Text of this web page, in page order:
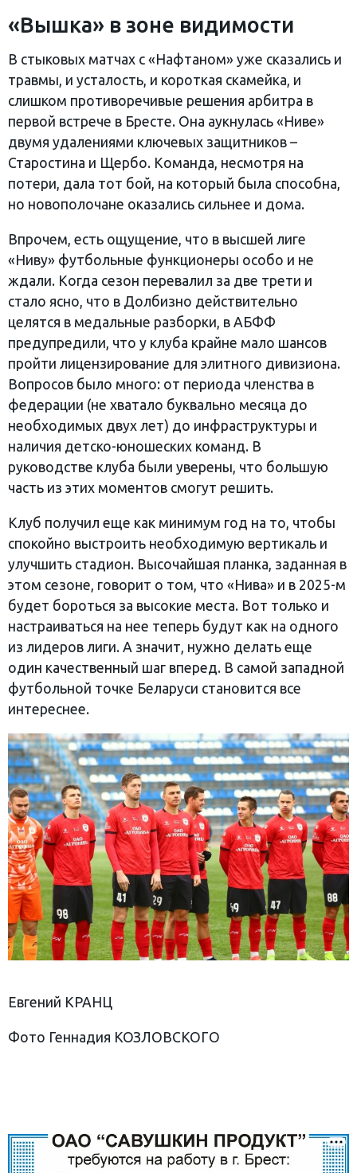
«Вышка» в зоне видимости
В стыковых матчах с «Нафтаном» уже сказались и
травмы, и усталость, и короткая скамейка, и
слишком противоречивые решения арбитра в
первой встрече в Бресте. Она аукнулась «Ниве»
двумя удалениями ключевых защитников –
Старостина и Щербо. Команда, несмотря на
потери, дала тот бой, на который была способна,
но новополочане оказались сильнее и дома.
Впрочем, есть ощущение, что в высшей лиге
«Ниву» футбольные функционеры особо и не
ждали. Когда сезон перевалил за две трети и
стало ясно, что в Долбизно действительно
целятся в медальные разборки, в АБФФ
предупредили, что у клуба крайне мало шансов
пройти лицензирование для элитного дивизиона.
Вопросов было много: от периода членства в
федерации (не хватало буквально месяца до
необходимых двух лет) до инфраструктуры и
наличия детско-юношеских команд. В
руководстве клуба были уверены, что большую
часть из этих моментов смогут решить.
Клуб получил еще как минимум год на то, чтобы
спокойно выстроить необходимую вертикаль и
улучшить стадион. Высочайшая планка, заданная в
этом сезоне, говорит о том, что «Нива» и в 2025-м
будет бороться за высокие места. Вот только и
настраиваться на нее теперь будут как на одного
из лидеров лиги. А значит, нужно делать еще
один качественный шаг вперед. В самой западной
футбольной точке Беларуси становится все
интереснее.
Евгений КРАНЦ
Фото Геннадия КОЗЛОВСКОГО